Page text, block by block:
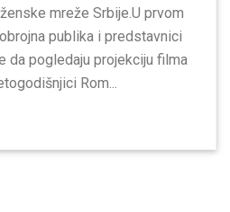
mreže Srbije.U prvom
publika i predstavnici
da pogledaju projekciju filma
Rom...